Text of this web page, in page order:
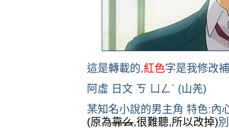
這是轉載的,紅色字是我修改
阿虛 日文 ㄎ ㄩㄥˋ (山羌)
某知名小說的男主角 特色:內
(原為靠么,很難聽,所以改掉)